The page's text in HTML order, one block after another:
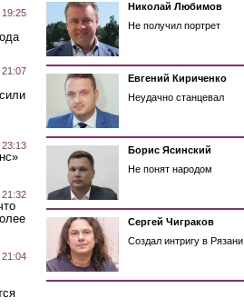
Николай Любимов
Не получил портрет
Евгений Кириченко
Неудачно станцевал
Борис Ясинский
Не понят народом
Сергей Чиграков
Создал интригу в Рязани